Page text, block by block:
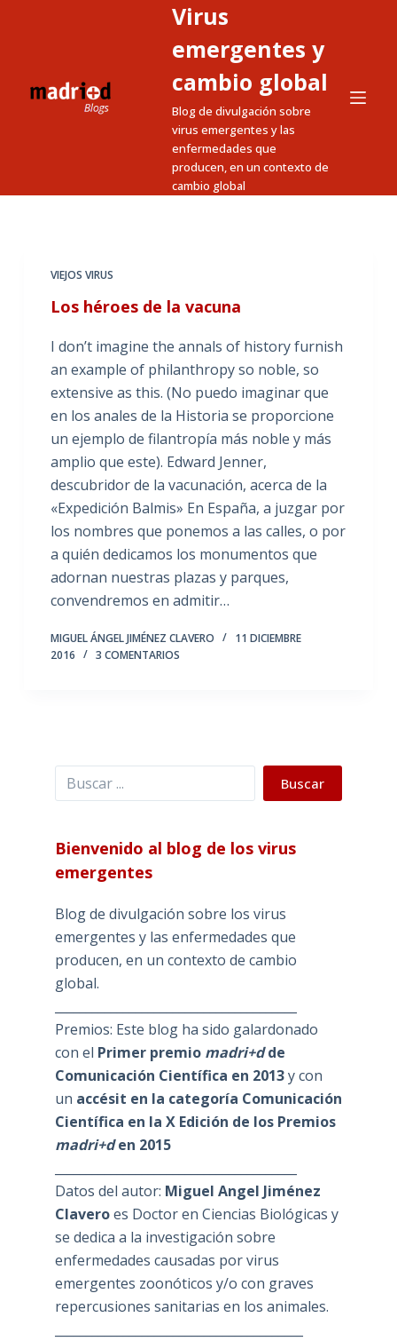
Virus
emergentes y
cambio global
Blog de divulgación sobre
virus emergentes y las
enfermedades que
producen, en un contexto de
cambio global
VIEJOS VIRUS
Los héroes de la vacuna
I don’t imagine the annals of history furnish
an example of philanthropy so noble, so
extensive as this. (No puedo imaginar que
en los anales de la Historia se proporcione
un ejemplo de filantropía más noble y más
amplio que este). Edward Jenner,
descubridor de la vacunación, acerca de la
«Expedición Balmis» En España, a juzgar por
los nombres que ponemos a las calles, o por
a quién dedicamos los monumentos que
adornan nuestras plazas y parques,
convendremos en admitir…
MIGUEL ÁNGEL JIMÉNEZ CLAVERO
11 DICIEMBRE
2016
3 COMENTARIOS
Buscar Buscar
Bienvenido al blog de los virus
emergentes
Blog de divulgación sobre los virus
emergentes y las enfermedades que
producen, en un contexto de cambio
global.
Premios: Este blog ha sido galardonado
con el Primer premio madri+dde
Comunicación Científica en 2013y con
un accésit en la categoría Comunicación
Científica en la X Edición de los Premios
madri+den 2015
Datos del autor: Miguel Angel Jiménez
Claveroes Doctor en Ciencias Biológicas y
se dedica a la investigación sobre
enfermedades causadas por virus
emergentes zoonóticos y/o con graves
repercusiones sanitarias en los animales.